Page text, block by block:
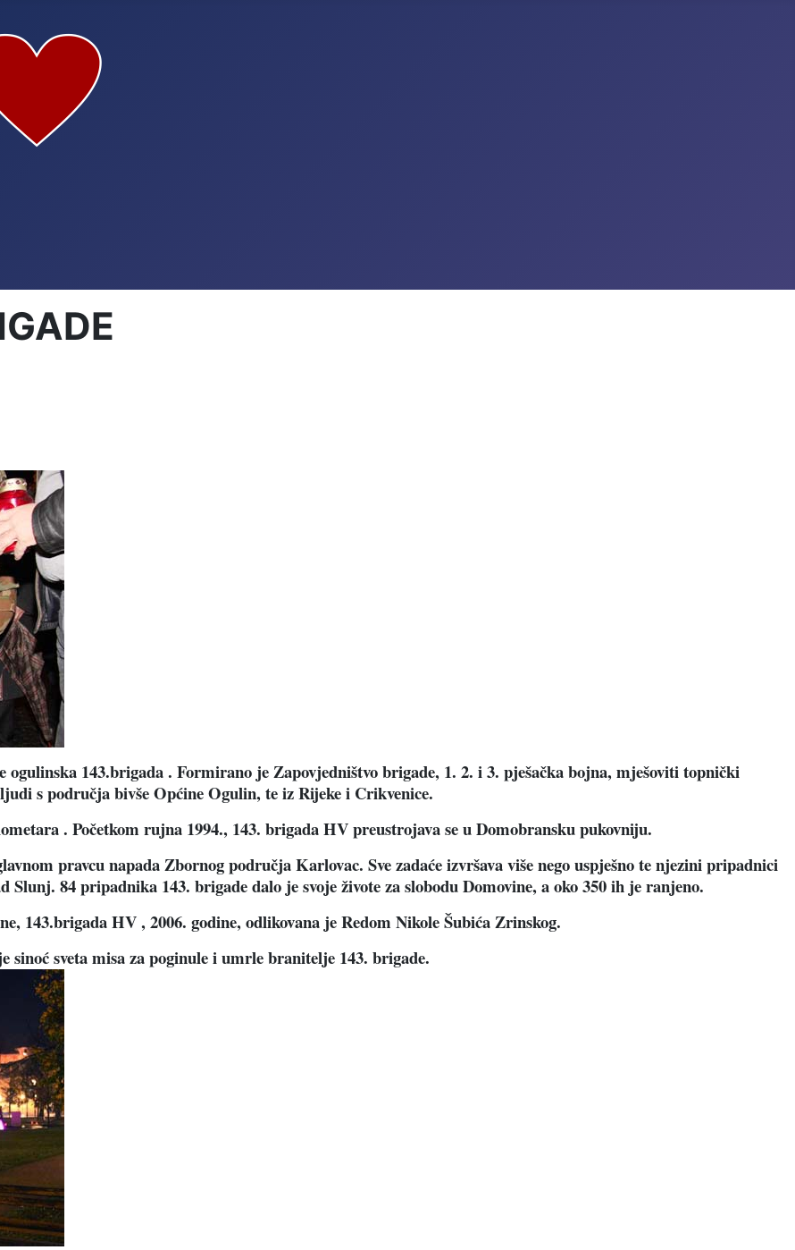
ogulinska 143.brigada . Formirano je Zapovjedništvo brigade, 1. 2. i 3. pješačka bojna, mješoviti topnički
s područja bivše Općine Ogulin, te iz Rijeke i Crikvenice.
. Početkom rujna 1994., 143. brigada HV preustrojava se u Domobransku pukovniju.
pravcu napada Zbornog područja Karlovac. Sve zadaće izvršava više nego uspješno te njezini pripadnici
Slunj. 84 pripadnika 143. brigade dalo je svoje živote za slobodu Domovine, a oko 350 ih je ranjeno.
143.brigada HV , 2006. godine, odlikovana je Redom Nikole Šubića Zrinskog.
sveta misa za poginule i umrle branitelje 143. brigade.